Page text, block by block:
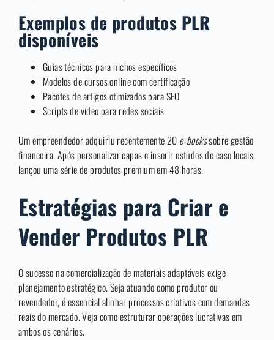
Exemplos de produtos PLR
disponíveis
Guias técnicos para nichos específicos
Modelos de cursos online com certificação
Pacotes de artigos otimizados para SEO
Scripts de vídeo para redes sociais
Um empreendedor adquiriu recentemente 20 e-bookssobre gestão
financeira. Após personalizar capas e inserir estudos de caso locais,
lançou uma série de produtos premium em 48 horas.
Estratégias para Criar e
Vender Produtos PLR
O sucesso na comercialização de materiais adaptáveis exige
planejamento estratégico. Seja atuando como produtor ou
revendedor, é essencial alinhar processos criativos com demandas
reais do mercado. Veja como estruturar operações lucrativas em
ambos os cenários.